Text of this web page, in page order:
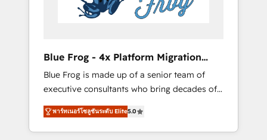
Since 2015 we are fully dedicated to
HubSpot and with an experienced team
business services. We prepare a customized
business case that demonstrates the value
and impact of your digital transformation,
including a detailed financial rationale with a
focus on ROI and TCO. As a trusted extension
of your team, we believe in the power of
Blue Frog - 4x Platform Migration
Award Winner
Blue Frog is made up of a senior team of
executive consultants who bring decades of
relevant, real world experience to our client
engagements. "Blue Frog is a top, trusted
partner in HubSpot's ecosystem for a reason.
พาร์ทเนอร์โซลูชันระดับ Elite5.0